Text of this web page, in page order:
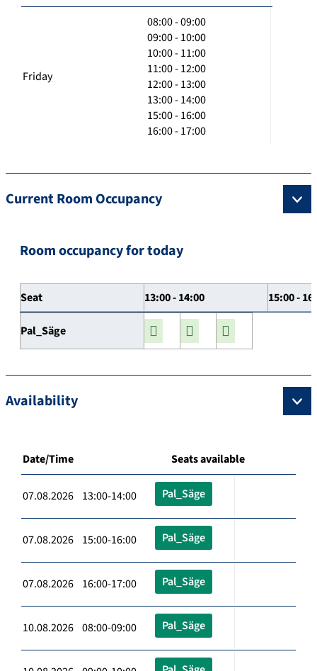
Friday
08:00 - 09:00
09:00 - 10:00
10:00 - 11:00
11:00 - 12:00
12:00 - 13:00
13:00 - 14:00
15:00 - 16:00
16:00 - 17:00
Current Room Occupancy
Room occupancy for today
Seat 13:00 - 14:00 15:00 -
Pal_Säge
Availability
Date/Time Seats available
07.08.2026 13:00-14:00 Pal_Säge
07.08.2026 15:00-16:00 Pal_Säge
07.08.2026 16:00-17:00 Pal_Säge
10.08.2026 08:00-09:00 Pal_Säge